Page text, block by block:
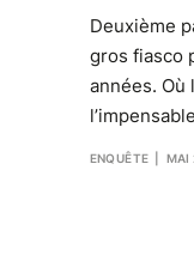
Deuxième
gros fiasco
années. Où
ENQUÊTE | MAI